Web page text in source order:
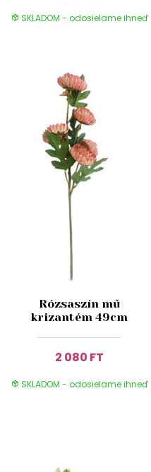
SKLADOM - odosielame ihneď
Rózsaszín mű
krizantém 49cm
2 080 FT
SKLADOM - odosielame ihneď